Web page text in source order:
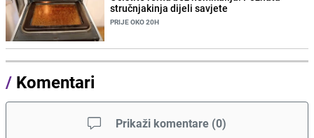
stručnjakinja dijeli savjete
PRIJE OKO 20H
/ Komentari
Prikaži komentare (0)